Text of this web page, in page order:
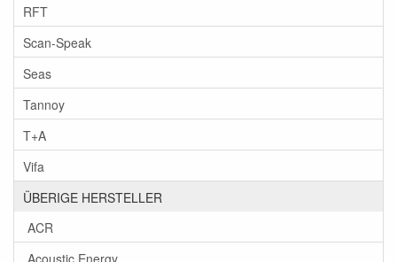
RFT
Scan-Speak
Seas
Tannoy
T+A
Vifa
ÜBERIGE HERSTELLER
ACR
Acoustic Energy